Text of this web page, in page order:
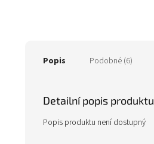
Popis Podobné (6)
Detailní popis produktu
Popis produktu není dostupný